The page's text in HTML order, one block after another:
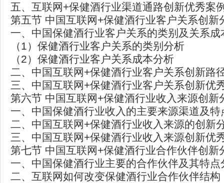
五、互联网+保健酒行业渠道通路创新优秀案
第五节 中国互联网+保健酒行业客户关系创新
一、中国保健酒行业客户关系的类别及关系成
（1）保健酒行业客户关系的类别分析
（2）保健酒行业客户关系成本分析
二、中国互联网+保健酒行业客户关系创新路
三、中国互联网+保健酒行业客户关系创新优
第六节 中国互联网+保健酒行业收入来源创新
一、中国保健酒行业收入的主要来源渠道及特
二、中国互联网+保健酒行业收入来源的创新
三、中国互联网+保健酒行业收入来源创新优
第七节 中国互联网+保健酒行业合作伙伴创新
一、中国保健酒行业主要的合作伙伴及其特点
二、互联网如何改变保健酒行业合作伙伴结构